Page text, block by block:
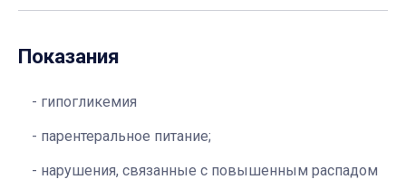
Показания
гипогликемия
парентеральное питание;
нарушения, связанные с повышенным распадом